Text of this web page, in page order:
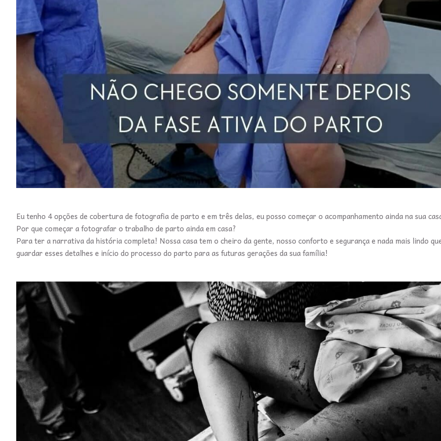
Eu tenho 4 opções de cobertura de fotografia de parto e em três delas, eu posso começar o acompanhamento ainda na sua
Por que começar a fotografar o trabalho de parto ainda em casa?
Para ter a narrativa da história completa! Nossa casa tem o cheiro da gente, nosso conforto e segurança e nada mais lindo
guardar esses detalhes e início do processo do parto para as futuras gerações da sua família!